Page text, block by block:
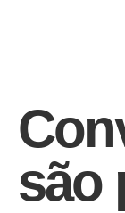
são